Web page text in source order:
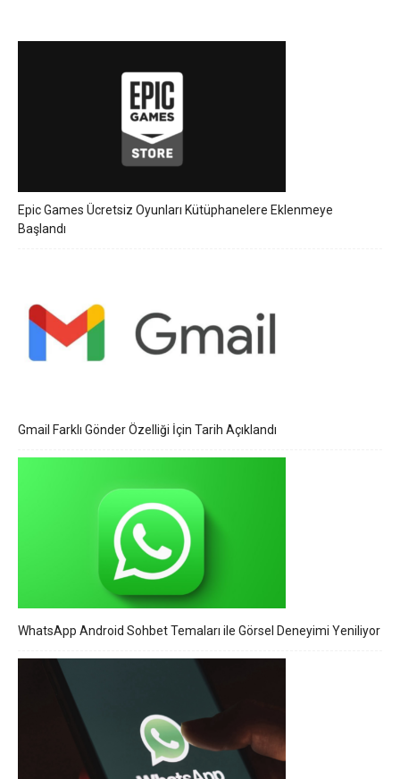
Epic Games Ücretsiz Oyunları Kütüphanelere Eklenmeye
Başlandı
Gmail Farklı Gönder Özelliği İçin Tarih Açıklandı
WhatsApp Android Sohbet Temaları ile Görsel Deneyimi Yeniliyor